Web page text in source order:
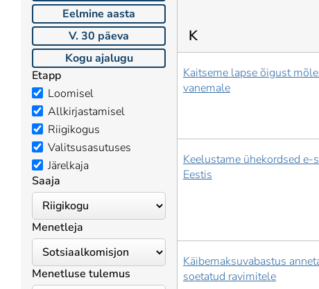
Eelmine aasta
V. 30 päeva
Kogu ajalugu
Etapp
Loomisel
Allkirjastamisel
Riigikogus
Valitsusasutuses
Järelkaja
Saaja
Menetleja
Menetluse tulemus
K
Kaitseme lapse õigust
vanemale
Keelustame ühekordsed e-
Eestis
Käibemaksuvabastus
soetatud ravimitele